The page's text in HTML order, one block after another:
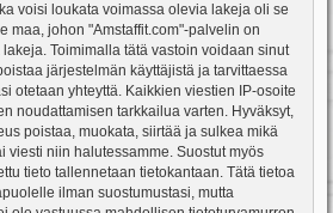
voisi loukata voimassa olevia lakeja oli se
maa, johon "Amstaffit.com"-palvelin on
Toimimalla tätä vastoin voidaan sinut
järjestelmän käyttäjistä ja tarvittaessa
otetaan yhteyttä. Kaikkien viestien IP-osoite
noudattamisen tarkkailua varten. Hyväksyt,
poistaa, muokata, siirtää ja sulkea mikä
viesti niin halutessamme. Suostut myös
tieto tallennetaan tietokantaan. Tätä tietoa
ilman suostumustasi, mutta